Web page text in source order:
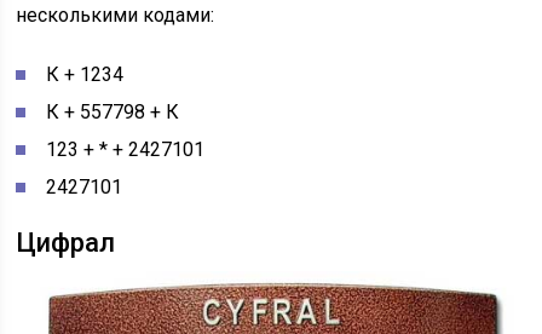
несколькими кодами:
К + 1234
К + 557798 + К
123 + * + 2427101
2427101
Цифрал